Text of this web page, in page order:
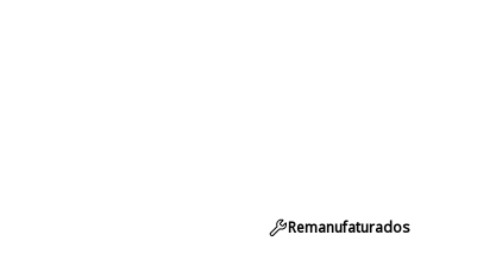
Remanufaturados